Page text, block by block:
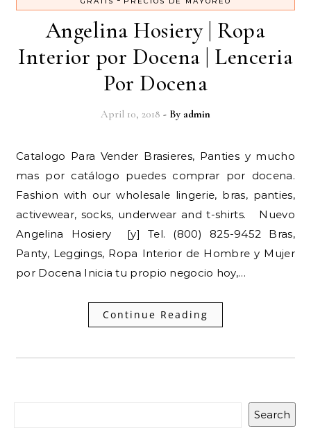
Angelina Hosiery | Ropa
Interior por Docena | Lenceria
Por Docena
April 10, 2018 - By admin
Catalogo Para Vender Brasieres, Panties y mucho
mas por catálogo puedes comprar por docena.
Fashion with our wholesale lingerie, bras, panties,
activewear, socks, underwear and t-shirts. Nuevo
Angelina Hosiery [y] Tel. (800) 825-9452 Bras,
Panty, Leggings, Ropa Interior de Hombre y Mujer
por Docena Inicia tu propio negocio hoy,…
Continue Reading
Search